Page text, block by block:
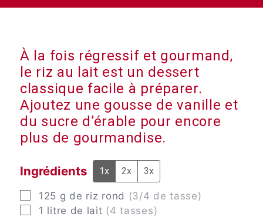
À la fois régressif et gourmand,
le riz au lait est un dessert
classique facile à préparer.
Ajoutez une gousse de vanille et
du sucre d’érable pour encore
plus de gourmandise.
Ingrédients 1x 2x 3x
▢
125 g de riz rond (3/4 de tasse)
▢
1 litre de lait (4 tasses)